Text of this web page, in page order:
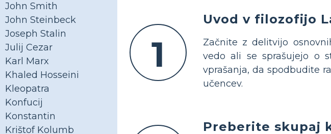
John Smith
John Steinbeck
Joseph Stalin
Julij Cezar
Karl Marx
Khaled Hosseini
Kleopatra
Konfucij
Konstantin
Krištof Kolumb
1
Uvod v filozofijo
Začnite z delitvijo
vedo ali se sprašujejo o
vprašanja, da spodbudite
učencev.
Preberite skupaj